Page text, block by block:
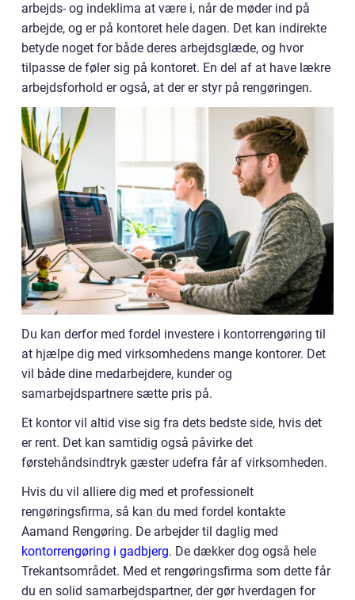
arbejds- og indeklima at være i, når de møder ind på
arbejde, og er på kontoret hele dagen. Det kan indirekte
betyde noget for både deres arbejdsglæde, og hvor
tilpasse de føler sig på kontoret. En del af at have lækre
arbejdsforhold er også, at der er styr på rengøringen.
Du kan derfor med fordel investere i kontorrengøring til
at hjælpe dig med virksomhedens mange kontorer. Det
vil både dine medarbejdere, kunder og
samarbejdspartnere sætte pris på.
Et kontor vil altid vise sig fra dets bedste side, hvis det
er rent. Det kan samtidig også påvirke det
førstehåndsindtryk gæster udefra får af virksomheden.
Hvis du vil alliere dig med et professionelt
rengøringsfirma, så kan du med fordel kontakte
Aamand Rengøring. De arbejder til daglig med
kontorrengøring i gadbjerg. De dækker dog også hele
Trekantsområdet. Med et rengøringsfirma som dette får
du en solid samarbejdspartner, der gør hverdagen for